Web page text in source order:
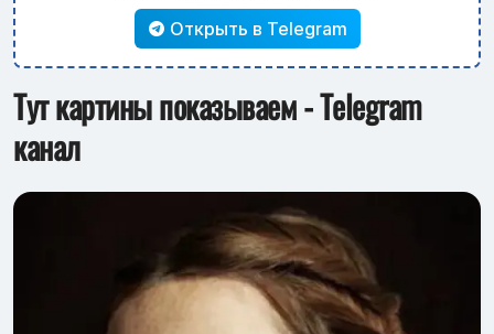
Открыть в Telegram
Тут картины показываем - Telegram
канал